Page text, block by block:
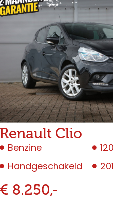
Renault Clio
Benzine
Handgeschakeld
€ 8.250,-